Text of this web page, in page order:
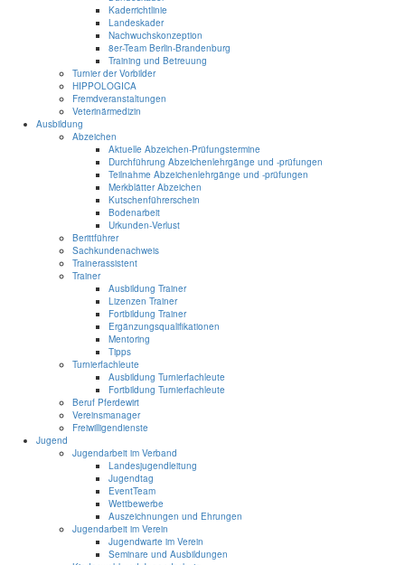
Kaderrichtlinie
Landeskader
Nachwuchskonzeption
8er-Team Berlin-Brandenburg
Training und Betreuung
Turnier der Vorbilder
HIPPOLOGICA
Fremdveranstaltungen
Veterinärmedizin
Ausbildung
Abzeichen
Aktuelle Abzeichen-Prüfungstermine
Durchführung Abzeichenlehrgänge und -prüfungen
Teilnahme Abzeichenlehrgänge und -prüfungen
Merkblätter Abzeichen
Kutschenführerschein
Bodenarbeit
Urkunden-Verlust
Berittführer
Sachkundenachweis
Trainerassistent
Trainer
Ausbildung Trainer
Lizenzen Trainer
Fortbildung Trainer
Ergänzungsqualifikationen
Mentoring
Tipps
Turnierfachleute
Ausbildung Turnierfachleute
Fortbildung Turnierfachleute
Beruf Pferdewirt
Vereinsmanager
Freiwilligendienste
Jugend
Jugendarbeit im Verband
Landesjugendleitung
Jugendtag
EventTeam
Wettbewerbe
Auszeichnungen und Ehrungen
Jugendarbeit im Verein
Jugendwarte im Verein
Seminare und Ausbildungen